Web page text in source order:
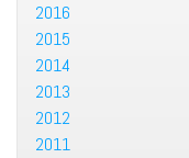
2016
2015
2014
2013
2012
2011